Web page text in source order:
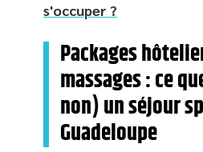
s'occuper ?
Packages
massages : ce
non) un séjour
Guadeloupe